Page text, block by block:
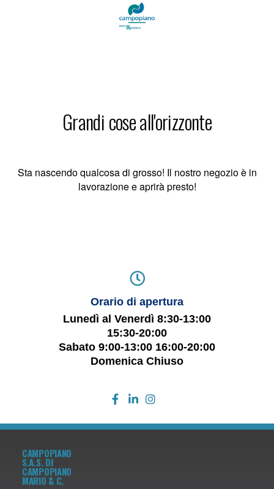
Grandi cose all'orizzonte
Sta nascendo qualcosa di grosso! Il nostro negozio è in
lavorazione e aprirà presto!
Orario di apertura
Lunedì al Venerdì 8:30-13:00
15:30-20:00
Sabato 9:00-13:00 16:00-20:00
Domenica Chiuso
CAMPOPIANO
S.A.S. DI
CAMPOPIANO
MARIO & C.